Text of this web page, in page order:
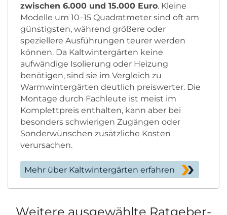
zwischen 6.000 und 15.000 Euro. Kleine
Modelle um 10–15 Quadratmeter sind oft am
günstigsten, während größere oder
speziellere Ausführungen teurer werden
können. Da Kaltwintergärten keine
aufwändige Isolierung oder Heizung
benötigen, sind sie im Vergleich zu
Warmwintergärten deutlich preiswerter. Die
Montage durch Fachleute ist meist im
Komplettpreis enthalten, kann aber bei
besonders schwierigen Zugängen oder
Sonderwünschen zusätzliche Kosten
verursachen.
Mehr über Kaltwintergärten erfahren
Weitere ausgewählte Ratgeber-